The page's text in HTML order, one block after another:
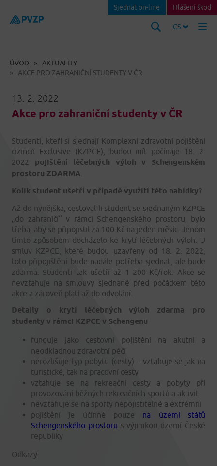
CS
Sjednat on-line Hlášení škod
ÚVOD
AKTUALITY
AKCE PRO ZAHRANIČNÍ STUDENTY V ČR
13. 2. 2022
Akce pro zahraniční studenty v ČR
Studenti, kteří si sjednají Komplexní zdravotní pojištění
cizinců Exclusive (KZPCE), budou mít počínaje 18. 2.
2022 pojištění léčebných výloh v Schengenském
prostoru ZDARMA
Kolik student ušetří v případě využití této nabídky?
Až do nynějška, cestoval-li student se sjednaným KZPCE
„do zahraničí“ v rámci Schengenského prostoru, bylo
třeba, aby se připojistil za 100 Kč na jeden měsíc. Jenom
tímto způsobem docházelo ke krytí léčebných výloh. U
smluv KZPCE, které budou uzavřeny od 18. 2. 2022,
toto připojištění bude nadále potřeba sjednat, ale bude
zdarma. Studenti tak ušetří až 1 200 Kč/rok. Akce se
nevztahuje na smlouvy sjednané před počátkem této
akce a zároveň platí až do odvolání.
Detaily o krytí léčebných výloh zdarma pro
studenty v rámci KZPCE v Schengenu
funguje jako cestovní pojištění na akutní a
neodkladnou zdravotní péči
nerozlišuje typ pobytu (cesty) – vztahuje se jak na
turistické, tak na pracovní cesty
vztahuje se na rekreační cesty a pobyty při
provozování běžných rekreačních sportů a aktivit
nevztahuje se na sporty nepojistitelné a extrémní
pojištění je účinné pouze na území států
Schengenského prostoru s výjimkou území České
republiky
Odkazy: